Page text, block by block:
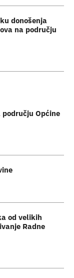
donošenja
na području
Općine
od velikih
Radne